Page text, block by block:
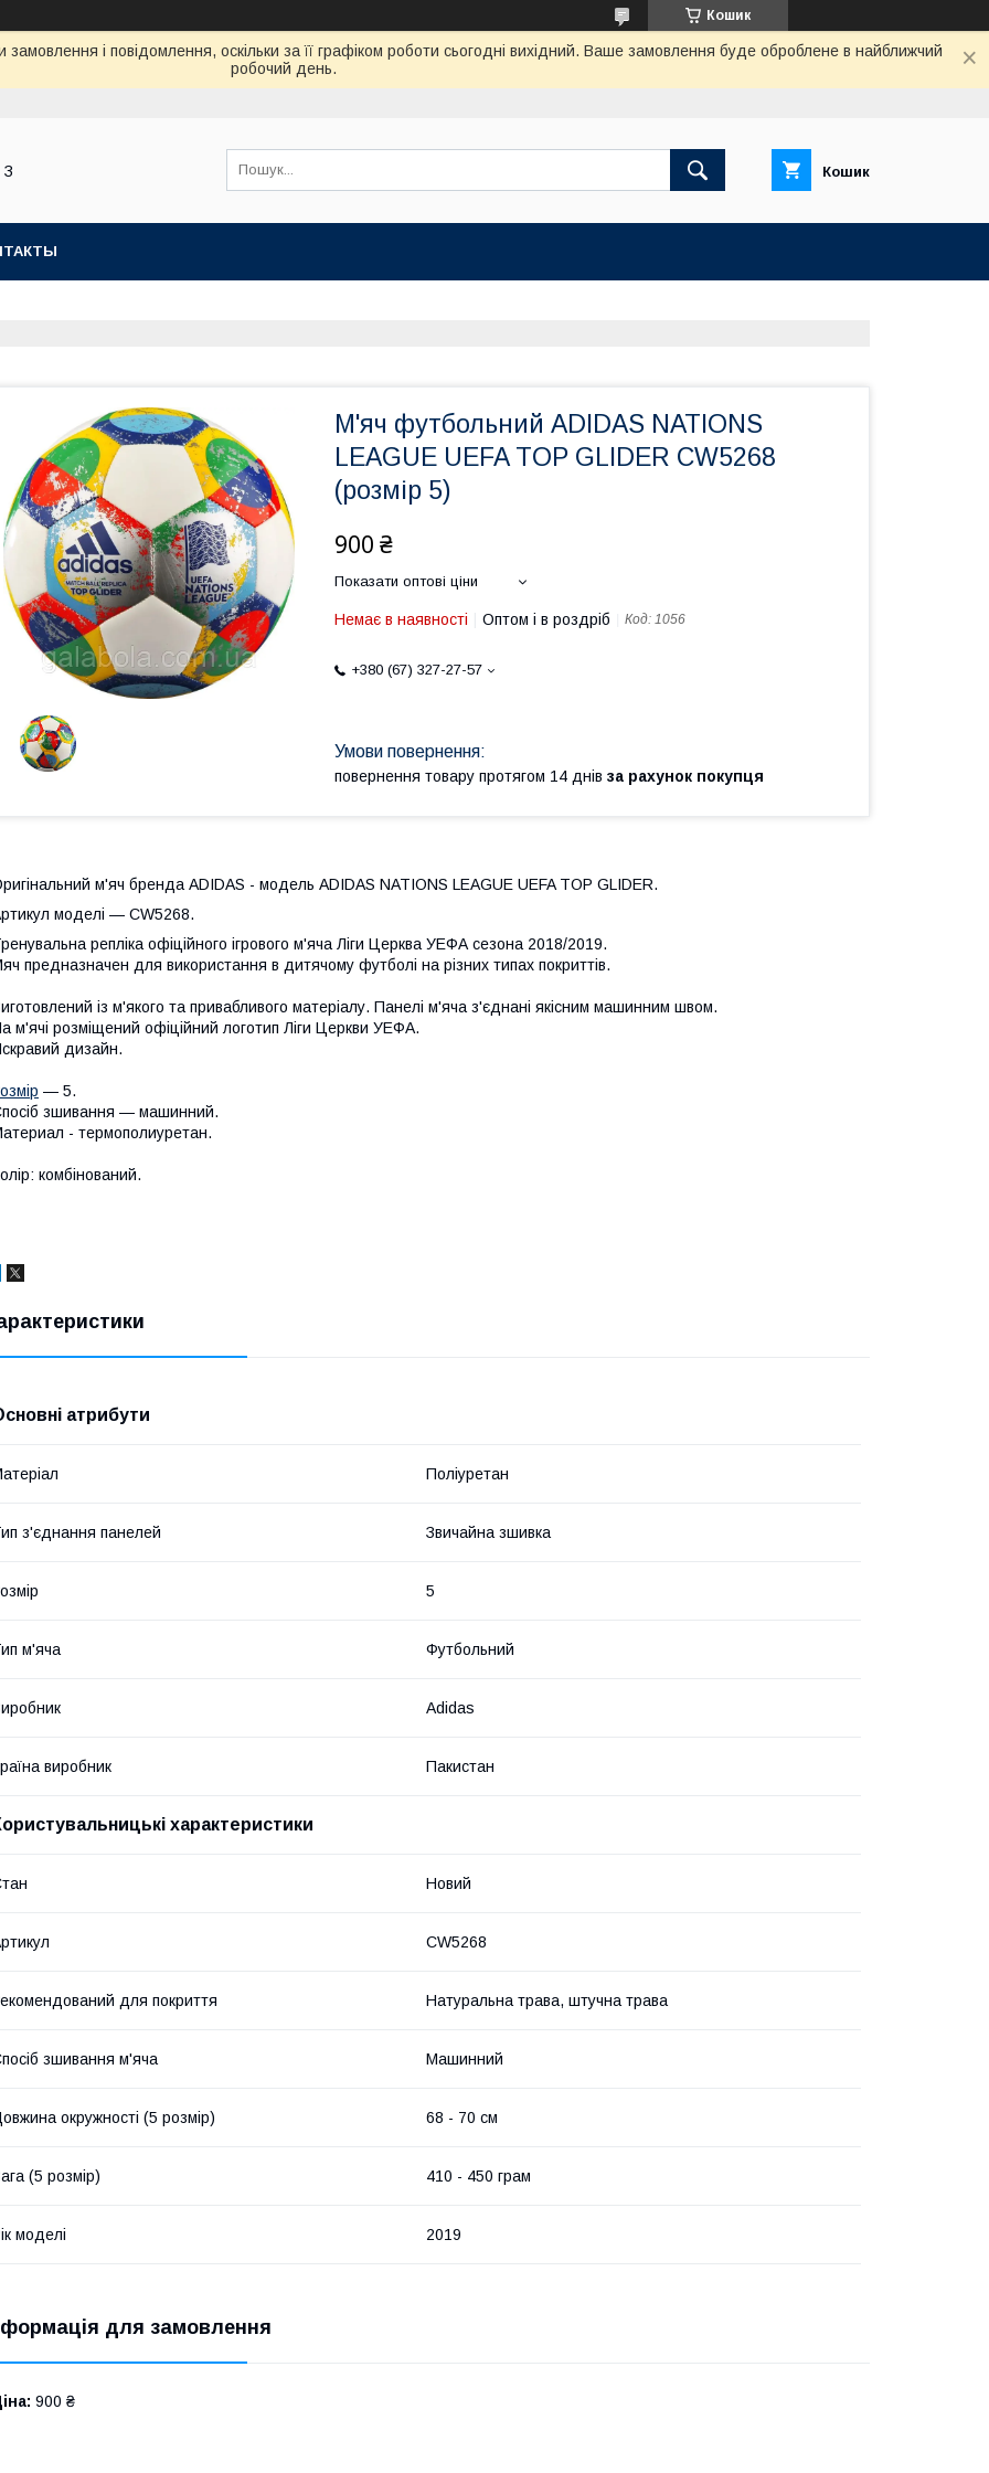
Кошик
і повідомлення, оскільки за її графіком роботи сьогодні вихідний. Ваше замовлення буде оброблене в найближчий
робочий день.
Кошик
М'яч футбольний ADIDAS NATIONS
LEAGUE UEFA TOP GLIDER CW5268
(розмір 5)
900 ₴
Показати оптові ціни
Немає в наявності Оптом і в роздріб Код: 1056
+380 (67) 327-27-57
повернення товару протягом 14 днів за рахунок покупця
м'яч бренда ADIDAS - модель ADIDAS NATIONS LEAGUE UEFA TOP GLIDER.
моделі — CW5268.
репліка офіційного ігрового м'яча Ліги Церква УЕФА сезона 2018/2019.
предназначен для використання в дитячому футболі на різних типах покриттів.
із м'якого та привабливого матеріалу. Панелі м'яча з'єднані якісним машинним швом.
м'ячі розміщений офіційний логотип Ліги Церкви УЕФА.
дизайн.
— 5.
зшивання — машинний.
- термополиуретан.
комбінований.
атрибути
Поліуретан
з'єднання панелей Звичайна зшивка
5
м'яча Футбольний
Adidas
виробник Пакистан
характеристики
Новий
CW5268
для покриття Натуральна трава, штучна трава
зшивання м'яча Машинний
окружності (5 розмір) 68 - 70 см
(5 розмір) 410 - 450 грам
моделі 2019
для замовлення
900 ₴